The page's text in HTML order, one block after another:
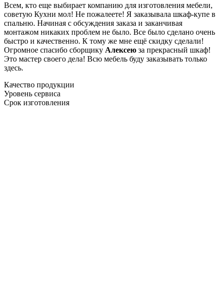
Всем, кто еще выбирает компанию для изготовления мебели,
советую Кухни мол! Не пожалеете! Я заказывала шкаф-купе в
спальню. Начиная с обсуждения заказа и заканчивая
монтажом никаких проблем не было. Все было сделано очень
быстро и качественно. К тому же мне ещё скидку сделали!
Огромное спасибо сборщику Алексею за прекрасный шкаф!
Это мастер своего дела! Всю мебель буду заказывать только
здесь.
Качество продукции
Уровень сервиса
Срок изготовления